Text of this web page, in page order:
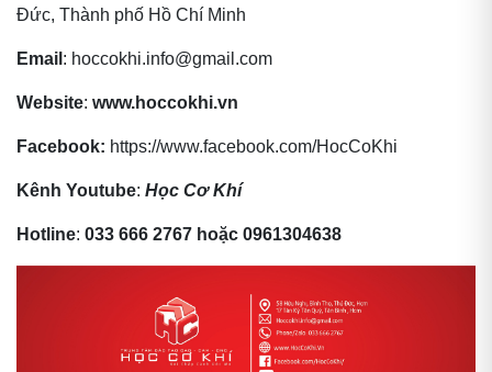
Đức, Thành phố Hồ Chí Minh
Email : hoccokhi.info@gmail.com
Website: www.hoccokhi.vn
Facebook: https://www.facebook.com/HocCoKhi
Kênh Youtube: Học Cơ Khí
Hotline: 033 666 2767 hoặc 0961304638